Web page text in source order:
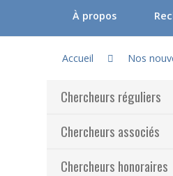
À propos
Gouvernance du CRIR
Notre équipe
Comités et
Outils de
La
Accueil
Nos
Chercheurs réguliers
Chercheurs associés
Chercheurs honoraires